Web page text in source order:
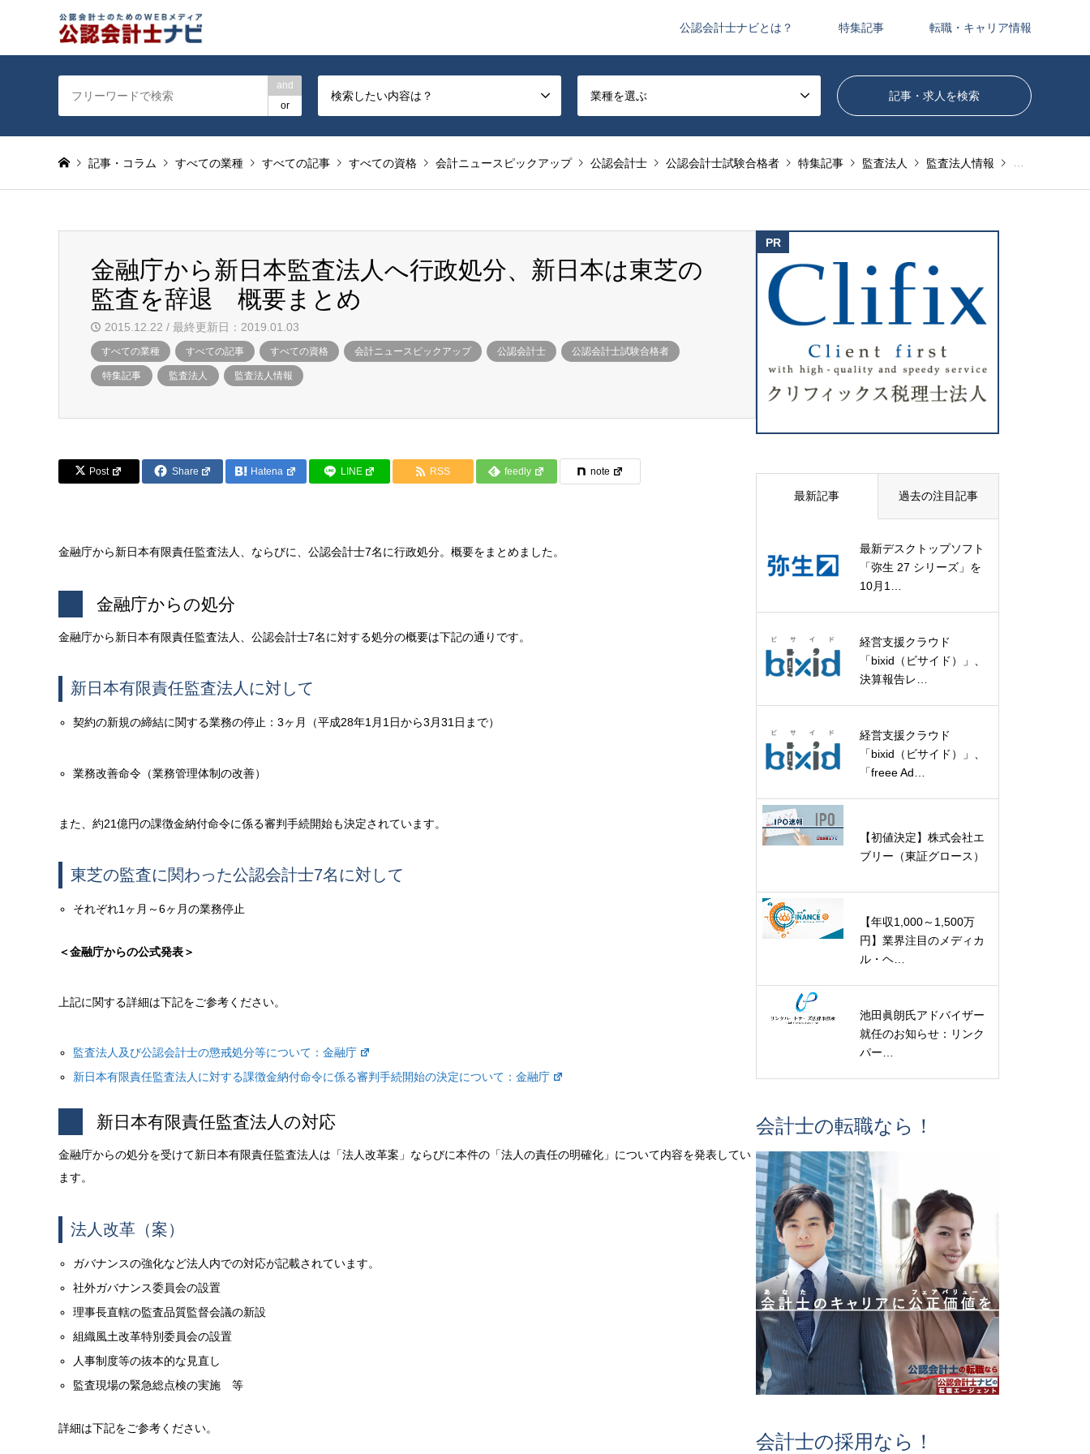
公認会計士ナビとは？ 特集記事 転職・キャリア情報
and
or
検索したい内容は？ 業種を選ぶ
記事・コラム すべての業種 すべての記事 すべての資格 会計ニュースピックアップ 公認会計士 公認会計士試験合格者 特集記事 監査法人 監査法人情報 金融庁から新
金融庁から新日本監査法人へ行政処分、新日本は東芝の
監査を辞退 概要まとめ
2015.12.22 / 最終更新日：2019.01.03
すべての業種 すべての記事 すべての資格 会計ニュースピックアップ 公認会計士 公認会計士試験合格者
特集記事 監査法人 監査法人情報
Post Share Hatena LINE RSS feedly note
金融庁から新日本有限責任監査法人、ならびに、公認会計士7名に行政処分。概要をまとめました。
金融庁からの処分
金融庁から新日本有限責任監査法人、公認会計士7名に対する処分の概要は下記の通りです。
新日本有限責任監査法人に対して
契約の新規の締結に関する業務の停止：3ヶ月（平成28年1月1日から3月31日まで）
業務改善命令（業務管理体制の改善）
また、約21億円の課徴金納付命令に係る審判手続開始も決定されています。
東芝の監査に関わった公認会計士7名に対して
それぞれ1ヶ月～6ヶ月の業務停止
＜金融庁からの公式発表＞
上記に関する詳細は下記をご参考ください。
監査法人及び公認会計士の懲戒処分等について：金融庁
新日本有限責任監査法人に対する課徴金納付命令に係る審判手続開始の決定について：金融庁
新日本有限責任監査法人の対応
金融庁からの処分を受けて新日本有限責任監査法人は「法人改革案」ならびに本件の「法人の責任の明確化」について内容を発表してい
ます。
法人改革（案）
ガバナンスの強化など法人内での対応が記載されています。
社外ガバナンス委員会の設置
理事長直轄の監査品質監督会議の新設
組織風土改革特別委員会の設置
人事制度等の抜本的な見直し
監査現場の緊急総点検の実施 等
詳細は下記をご参考ください。
最新記事 過去の注目記事
最新デスクトップソフト
「弥生 27 シリーズ」を
10月1…
経営支援クラウド
「bixid（ビサイド）」、
決算報告レ…
経営支援クラウド
「bixid（ビサイド）」、
「freee Ad…
【初値決定】株式会社エ
ブリー（東証グロース）
【年収1,000～1,500万
円】業界注目のメディカ
ル・ヘ…
池田眞朗氏アドバイザー
就任のお知らせ：リンク
パー…
会計士の転職なら！
会計士の採用なら！